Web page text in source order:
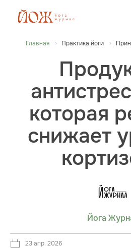
Главная Практика йоги
которая
снижает
Йога
23 апр. 2026